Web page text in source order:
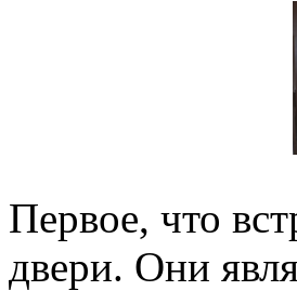
Первое, что
двери. Они